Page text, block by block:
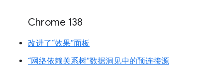
Chrome 138
改进了“效果”面板
“网络依赖关系树”数据洞见中的预连接源